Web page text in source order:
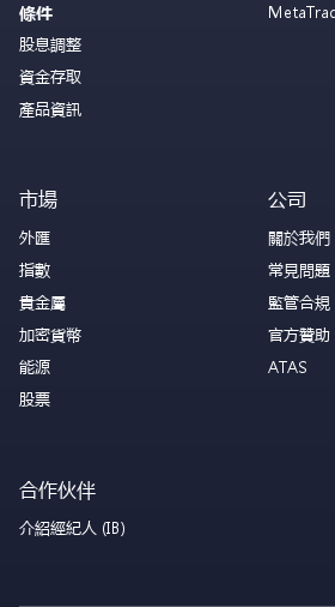
條件
股息調整
資金存取
產品資訊
市場
外匯
指數
貴金屬
加密貨幣
能源
股票
公司
關於我們
常見問題
監管合規
官方贊助
ATAS
合作伙伴
介紹經紀人 (IB)